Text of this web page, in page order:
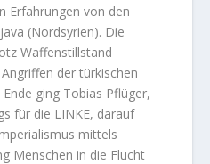
Erfahrungen von den
(Nordsyrien). Die
Waffenstillstand
der türkischen
ging Tobias Pflüger,
für die LINKE, darauf
mittels
Menschen in die Flucht